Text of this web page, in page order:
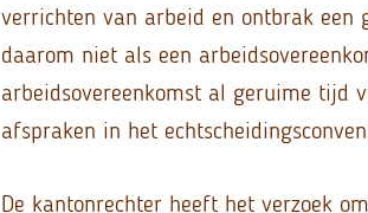
verrichten van arbeid en ontbrak een
daarom niet als een
arbeidsovereenkomst al geruime tijd
afspraken in het
De kantonrechter heeft het verzoek